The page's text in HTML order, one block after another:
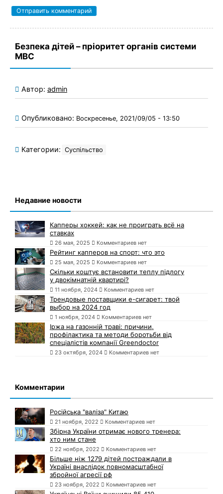
Безпека дітей – пріоритет органів системи
МВС
Автор: admin
Опубликовано: Воскресенье, 2021/09/05 - 13:50
Категории: Суспільство
Недавние новости
Капперы хоккей: как не проиграть всё на
ставках
26 мая, 2025 Комментариев нет
Рейтинг капперов на спорт: что это
25 мая, 2025 Комментариев нет
Скільки коштує встановити теплу підлогу
у двокімнатній квартирі?
11 ноября, 2024 Комментариев нет
Трендовые поставщики e-сигарет: твой
выбор на 2024 год
1 ноября, 2024 Комментариев нет
Іржа на газонній траві: причини,
профілактика та методи боротьби від
спеціалістів компанії Greendoctor
23 октября, 2024 Комментариев нет
Комментарии
Російська "валіза" Китаю
21 ноября, 2022 Комментариев нет
Збірна України отримає нового тренера:
хто ним стане
22 ноября, 2022 Комментариев нет
Більше ніж 1279 дітей постраждали в
Україні внаслідок повномасштабної
збройної агресії рф
23 ноября, 2022 Комментариев нет